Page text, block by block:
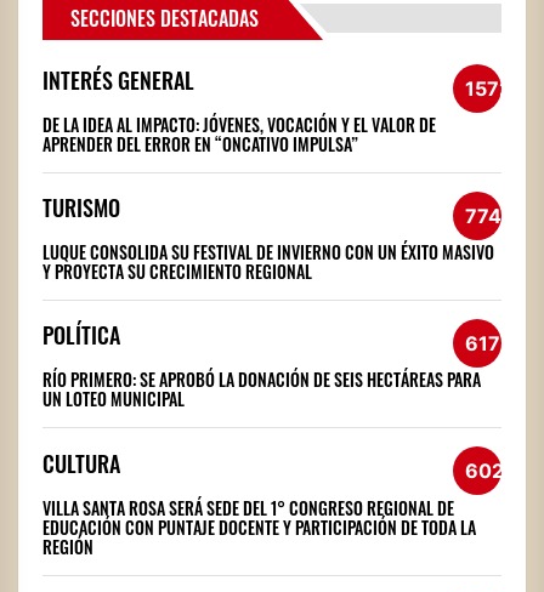
SECCIONES DESTACADAS
INTERÉS GENERAL 1572
DE LA IDEA AL IMPACTO: JÓVENES, VOCACIÓN Y EL VALOR DE
APRENDER DEL ERROR EN “ONCATIVO IMPULSA”
TURISMO 774
LUQUE CONSOLIDA SU FESTIVAL DE INVIERNO CON UN ÉXITO MASIVO
Y PROYECTA SU CRECIMIENTO REGIONAL
POLÍTICA 617
RÍO PRIMERO: SE APROBÓ LA DONACIÓN DE SEIS HECTÁREAS PARA
UN LOTEO MUNICIPAL
CULTURA 602
VILLA SANTA ROSA SERÁ SEDE DEL 1° CONGRESO REGIONAL DE
EDUCACIÓN CON PUNTAJE DOCENTE Y PARTICIPACIÓN DE TODA LA
REGIÓN